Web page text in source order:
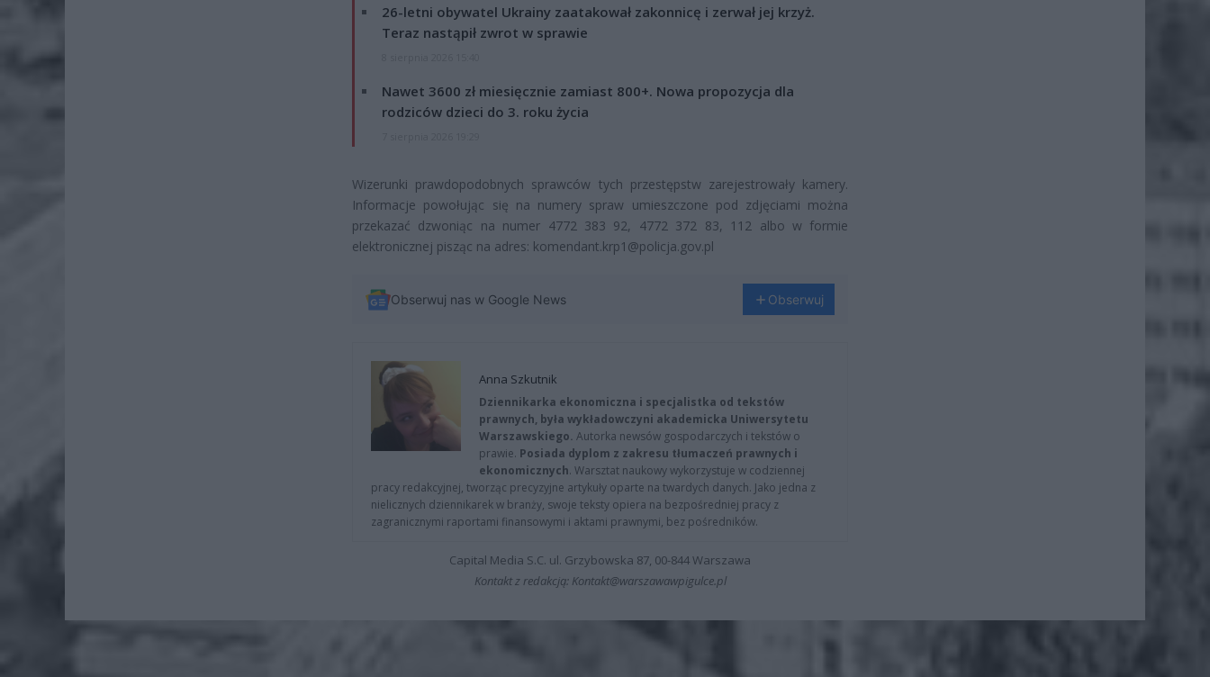
26-letni obywatel Ukrainy zaatakował zakonnicę i zerwał jej krzyż.
Teraz nastąpił zwrot w sprawie
Nawet 3600 zł miesięcznie zamiast 800+. Nowa propozycja dla
rodziców dzieci do 3. roku życia
Wizerunki prawdopodobnych sprawców tych przestępstw zarejestrowały kamery.
Informacje powołując się na numery spraw umieszczone pod zdjęciami można
przekazać dzwoniąc na numer 4772 383 92, 4772 372 83, 112 albo w formie
elektronicznej pisząc na adres: komendant.krp1@policja.gov.pl
Obserwuj nas w Google News Obserwuj
Anna Szkutnik
Dziennikarka ekonomiczna i specjalistka od tekstów
prawnych, była wykładowczyni akademicka Uniwersytetu
Warszawskiego. Autorka newsów gospodarczych i tekstów o
prawie. Posiada dyplom z zakresu tłumaczeń prawnych i
ekonomicznych. Warsztat naukowy wykorzystuje w codziennej
pracy redakcyjnej, tworząc precyzyjne artykuły oparte na twardych danych. Jako jedna z
nielicznych dziennikarek w branży, swoje teksty opiera na bezpośredniej pracy z
zagranicznymi raportami finansowymi i aktami prawnymi, bez pośredników.
Capital Media S.C. ul. Grzybowska 87, 00-844 Warszawa
Kontakt z redakcją: Kontakt@warszawawpigulce.pl